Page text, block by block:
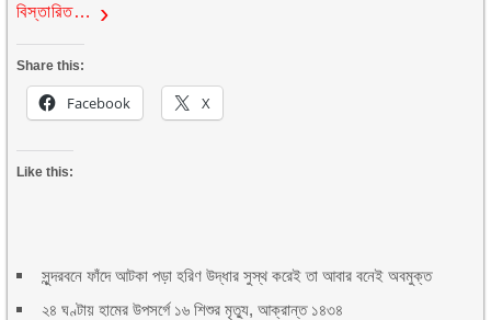
বিস্তারিত…
Share this:
Facebook X
Like this:
সুন্দরবনে ফাঁদে আটকা পড়া হরিণ উদ্ধার সুস্থ করেই তা আবার বনেই অবমুক্ত
২৪ ঘণ্টায় হামের উপসর্গে ১৬ শিশুর মৃত্যু, আক্রান্ত ১৪৩৪